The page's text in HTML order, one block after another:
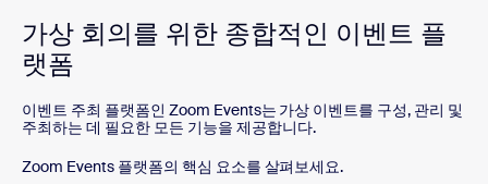
가상 회의를 위한 종합적인 이벤트 플
랫폼
이벤트 주최 플랫폼인 Zoom Events는 가상 이벤트를 구성, 관리 및
주최하는 데 필요한 모든 기능을 제공합니다.
Zoom Events 플랫폼의 핵심 요소를 살펴보세요.